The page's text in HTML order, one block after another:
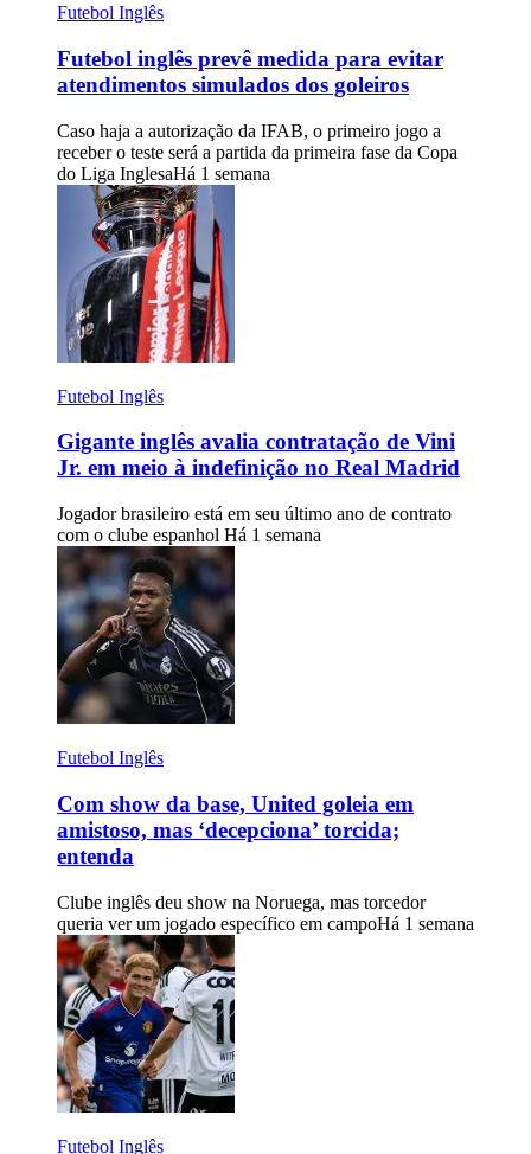
Futebol Inglês
Futebol inglês prevê medida para evitar
atendimentos simulados dos goleiros
Caso haja a autorização da IFAB, o primeiro jogo a
receber o teste será a partida da primeira fase da Copa
do Liga InglesaHá 1 semana
Futebol Inglês
Gigante inglês avalia contratação de Vini
Jr. em meio à indefinição no Real Madrid
Jogador brasileiro está em seu último ano de contrato
com o clube espanhol Há 1 semana
Futebol Inglês
Com show da base, United goleia em
amistoso, mas ‘decepciona’ torcida;
entenda
Clube inglês deu show na Noruega, mas torcedor
queria ver um jogado específico em campoHá 1 semana
Futebol Inglês